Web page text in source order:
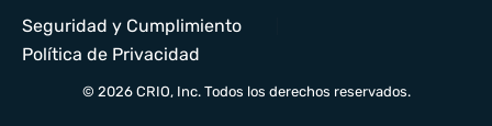
Seguridad y Cumplimiento
Política de Privacidad
© 2026 CRIO, Inc. Todos los derechos reservados.